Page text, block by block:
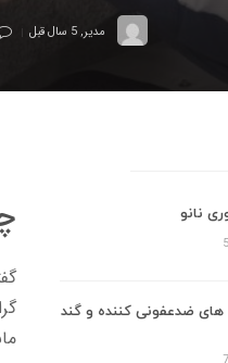
مدیر,5 سال قبل
نانو
ضدعفونی کننده و گند